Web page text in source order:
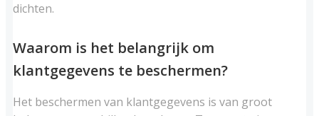
dichten.
Waarom is het belangrijk om
klantgegevens te beschermen?
Het beschermen van klantgegevens is van groot